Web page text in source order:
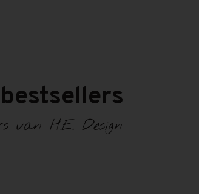
van H.E. Design